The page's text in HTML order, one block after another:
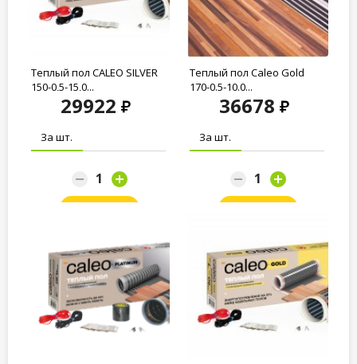
Теплый пол CALEO SILVER
150-0,5-15,0...
29922
За шт.
Заказать
Теплый пол Caleo Gold
170-0.5-10.0...
36678
За шт.
Заказать